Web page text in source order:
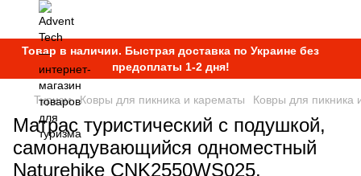
Товар в наличии. Быстрая доставка по Украине без
предоплаты 1-2 дня!
Туризм Ковры для пикника и карематы Ковры для пикника
Матрас туристический с подушкой,
самонадувающийся одноместный
Naturehike CNK2550WS025,